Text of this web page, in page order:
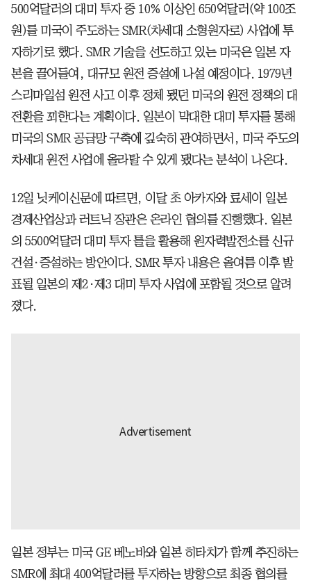
500억달러의 대미 투자 중 10% 이상인 650억달러(약 100조
원)를 미국이 주도하는 SMR(차세대 소형원자로) 사업에 투
자하기로 했다. SMR 기술을 선도하고 있는 미국은 일본 자
본을 끌어들여, 대규모 원전 증설에 나설 예정이다. 1979년
스리마일섬 원전 사고 이후 정체 됐던 미국의 원전 정책의 대
전환을 꾀한다는 계획이다. 일본이 막대한 대미 투자를 통해
미국의 SMR 공급망 구축에 깊숙히 관여하면서, 미국 주도의
차세대 원전 사업에 올라탈 수 있게 됐다는 분석이 나온다.
12일 닛케이신문에 따르면, 이달 초 아카자와 료세이 일본
경제산업상과 러트닉 장관은 온라인 협의를 진행했다. 일본
의 5500억달러 대미 투자 틀을 활용해 원자력발전소를 신규
건설·증설하는 방안이다. SMR 투자 내용은 올여름 이후 발
표될 일본의 제2·제3 대미 투자 사업에 포함될 것으로 알려
졌다.
일본 정부는 미국 GE 베노바와 일본 히타치가 함께 추진하는
SMR에 최대 400억달러를 투자하는 방향으로 최종 협의를